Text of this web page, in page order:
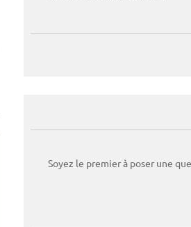
Soyez le premier à poser une